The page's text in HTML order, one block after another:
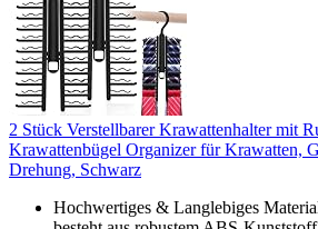
2 Stück Verstellbarer Krawattenhalter mit
Krawattenbügel Organizer für Krawatten,
Drehung, Schwarz
Hochwertiges & Langlebiges